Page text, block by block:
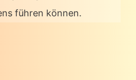
führen können.